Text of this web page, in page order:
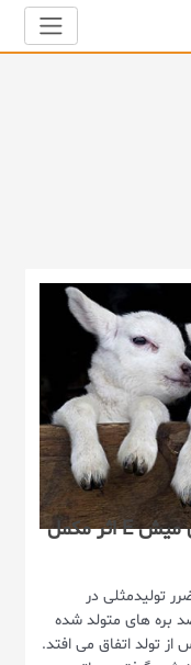
بر قدرت و تون بره در اواخر بارداری میش E اثر مکمل
تولیدمثلی در
است و به طور متوسط شامل 20 درصد بره های متولد شده
بره ها در 3 روز اول پس از تولد اتفاق می افتد.